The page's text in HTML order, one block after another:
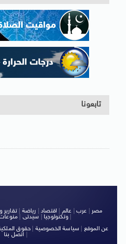
تابعونا
مصر عرب عالم اقتصاد رياضة |تقارير
وتكنولوجيا| سيدتى
|
عن الموقع
سياسة الخصوصية حقوق
اتصل بنا